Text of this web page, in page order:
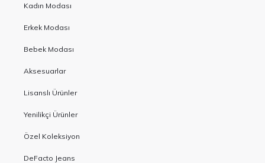
Kadın Modası
Erkek Modası
Bebek Modası
Aksesuarlar
Lisanslı Ürünler
Yenilikçi Ürünler
Özel Koleksiyon
DeFacto Jeans